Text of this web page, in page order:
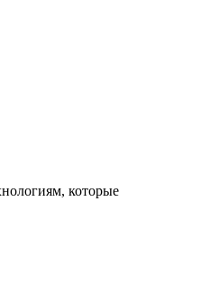
которые